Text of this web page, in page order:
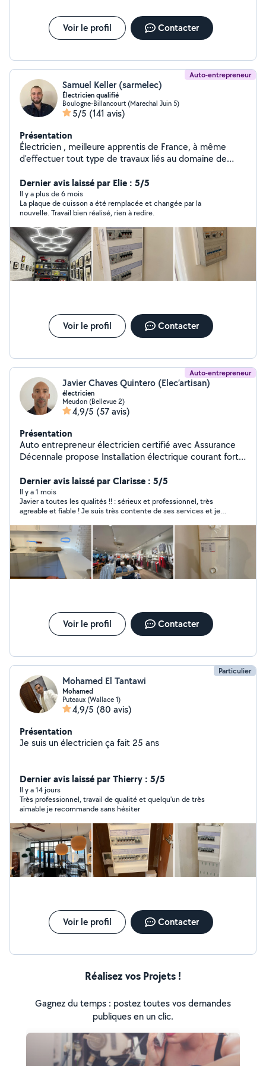
sécurité périodique VERITAS / DEKRA pour
professionnel ( restaurants, commerces.. ) Contact de
préférence par téléphone. Adrien
Voir le profil Contacter
Auto-entrepreneur
Samuel Keller (sarmelec)
Électricien qualifié
Boulogne-Billancourt (Marechal Juin 5)
5/5 (141 avis)
Présentation
Électricien , meilleure apprentis de France, à même
d'effectuer tout type de travaux liés au domaine de
amené à faire différent type de travaux.Diplômes : Bac
pro ELEEC , Qualification: b2v, BR, HTA. BIEN FAIRE VOS
DEMANDES DANS LA CATÉGORIE « INSTALLATION
ÉLECTRIQUE » MERCI D'AVANCE PAS DE DÉPANNAGE
ÉLECTROMÉNAGER O626223753
Dernier avis laissé par Elie : 5/5
Il y a plus de 6 mois
La plaque de cuisson a été remplacée et changée par la
nouvelle. Travail bien réalisé, rien à redire.
Voir le profil Contacter
Auto-entrepreneur
Javier Chaves Quintero (Elec’artisan)
électricien
Meudon (Bellevue 2)
4,9/5 (57 avis)
Présentation
Auto entrepreneur électricien certifié avec Assurance
Décennale propose Installation électrique courant fort/
Rénovation Les missions qui ne sont pas acceptées
pour moi; le sont parce qu'elles ne se situent pas dans
mon périmètre et que l'application ne me donne pas la
possibilité d'y répondre.
Dernier avis laissé par Clarisse : 5/5
Il y a 1 mois
Javier a toutes les qualités !! : sérieux et professionnel, très
agreable et fiable ! Je suis très contente de ses services et je
Voir le profil Contacter
Particulier
Mohamed El Tantawi
Mohamed
Puteaux (Wallace 1)
4,9/5 (80 avis)
Présentation
Je suis un électricien ça fait 25 ans
Dernier avis laissé par Thierry : 5/5
Il y a 14 jours
Très professionnel, travail de qualité et quelqu'un de très
aimable je recommande sans hésiter
Voir le profil Contacter
Réalisez vos Projets !
Gagnez du temps : postez toutes vos demandes
publiques en un clic.